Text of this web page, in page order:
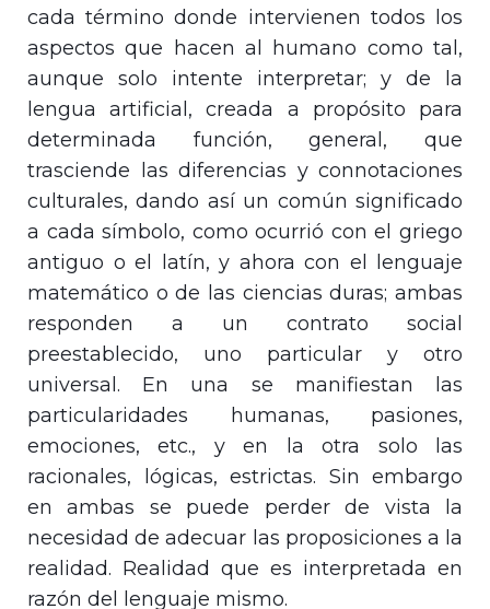
cada término donde intervienen todos los
aspectos que hacen al humano como tal,
aunque solo intente interpretar; y de la
lengua artificial, creada a propósito para
determinada función, general, que
trasciende las diferencias y connotaciones
culturales, dando así un común significado
a cada símbolo, como ocurrió con el griego
antiguo o el latín, y ahora con el lenguaje
matemático o de las ciencias duras; ambas
responden a un contrato social
preestablecido, uno particular y otro
universal. En una se manifiestan las
particularidades humanas, pasiones,
emociones, etc., y en la otra solo las
racionales, lógicas, estrictas. Sin embargo
en ambas se puede perder de vista la
necesidad de adecuar las proposiciones a la
realidad. Realidad que es interpretada en
razón del lenguaje mismo.